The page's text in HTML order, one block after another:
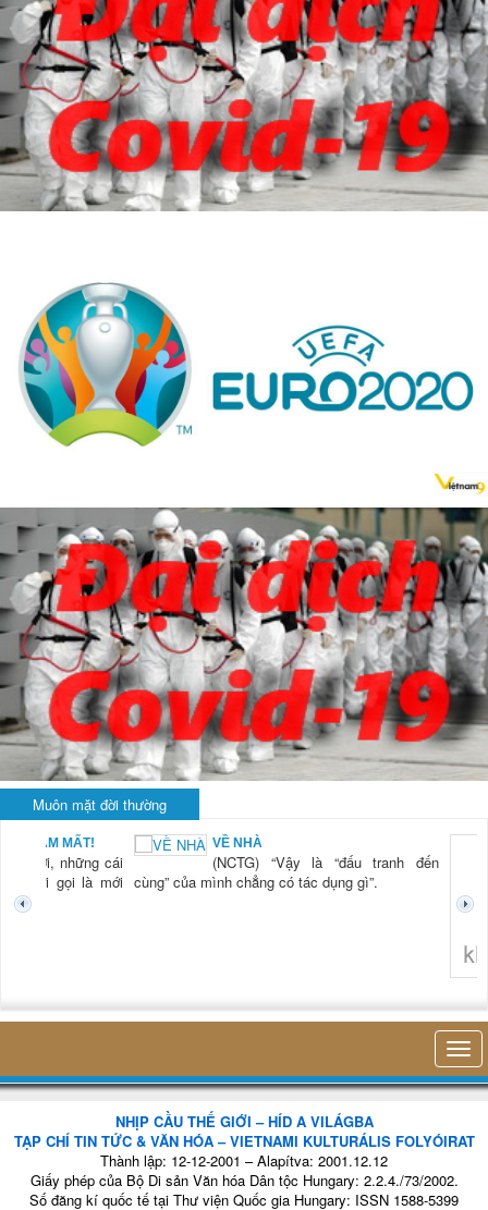
Muôn mặt đời thường
NAM MẤT!
“Xời, những cái
mới gọi là mới
VỀ NHÀ
(NCTG) “Vậy là “đấu tranh đến
cùng” của mình chẳng có tác dụng gì”.
NHỊP CẦU THẾ GIỚI – HÍD A VILÁGBA
TẠP CHÍ TIN TỨC & VĂN HÓA – VIETNAMI KULTURÁLIS FOLYÓIRAT
Thành lập: 12-12-2001 – Alapítva: 2001.12.12
Giấy phép của Bộ Di sản Văn hóa Dân tộc Hungary: 2.2.4./73/2002.
Số đăng kí quốc tế tại Thư viện Quốc gia Hungary: ISSN 1588-5399